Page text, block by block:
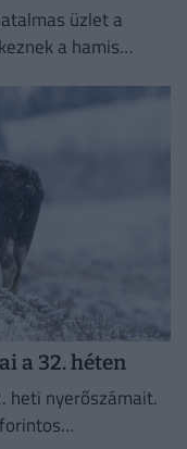
üzlet a
a hamis
a 32. héten
heti nyerőszámait.